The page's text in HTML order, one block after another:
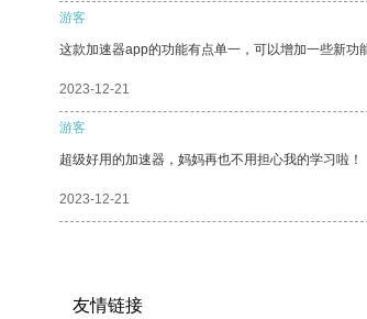
游客
这款加速器app的功能有点单一，可以增加一些新功
2023-12-21
游客
超级好用的加速器，妈妈再也不用担心我的学习啦！
2023-12-21
友情链接